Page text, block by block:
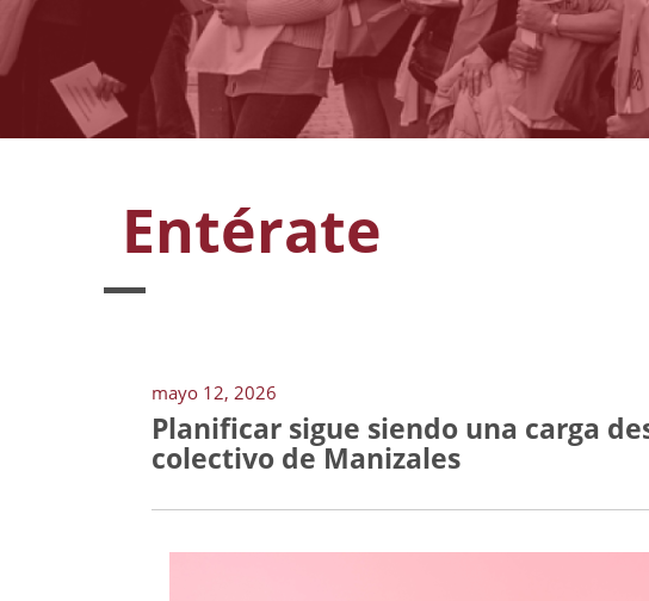
Entérate
mayo 12, 2026
Planificar sigue siendo una carga
colectivo de Manizales